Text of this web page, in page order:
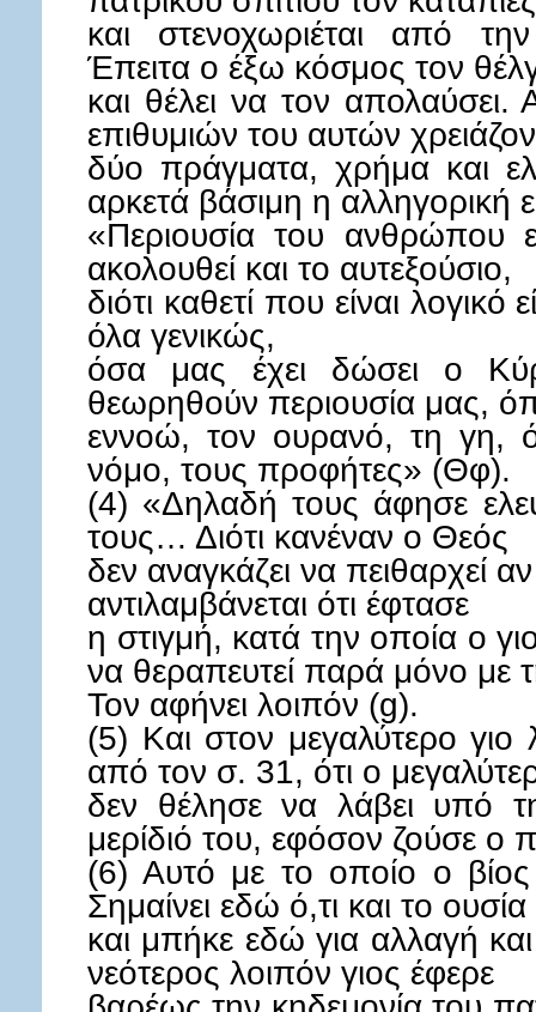
και στενοχωριέται από
Έπειτα ο έξω κόσμος τον
και θέλει να τον
επιθυμιών του αυτών
δύο πράγματα, χρήμα και
αρκετά βάσιμη η αλληγορική
«Περιουσία του ανθρώπου
ακολουθεί και το αυτεξούσιο,
διότι καθετί που είναι
όλα γενικώς,
όσα μας έχει δώσει ο
θεωρηθούν περιουσία μας,
εννοώ, τον ουρανό, τη γη,
νόμο, τους προφήτες» (Θφ).
(4) «Δηλαδή τους άφησε
τους… Διότι κανέναν ο Θεός
δεν αναγκάζει να πειθαρχεί
αντιλαμβάνεται ότι έφτασε
η στιγμή, κατά την οποία ο
να θεραπευτεί παρά μόνο με
Τον αφήνει λοιπόν (g).
(5) Και στον μεγαλύτερο
από τον σ. 31, ότι ο
δεν θέλησε να λάβει υπό
μερίδιό του, εφόσον ζούσε ο
(6) Αυτό με το οποίο ο
Σημαίνει εδώ ό,τι και το
και μπήκε εδώ για αλλαγή
νεότερος λοιπόν γιος έφερε